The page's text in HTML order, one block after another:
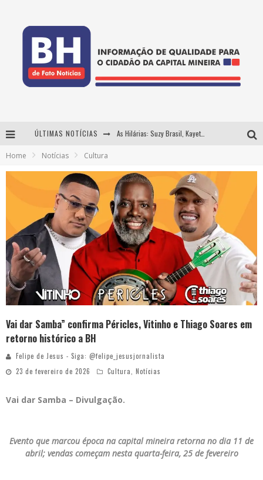
ÚLTIMAS NOTÍCIAS As Hilárias: Suzy Brasil, Kayete e Karoline Absinto retornam a Belo Horizonte para apresentação única no Teatro Sesiminas
Hot Wheels Monster Trucks Live™ confirma Belo Horizonte na turnê América do Sul 2027
Home Notícias Cultura
Vai dar Samba” confirma Péricles, Vitinho e Thiago Soares em
retorno histórico a BH
Felipe de Jesus - Siga: @felipe_jesusjornalista
23 de fevereiro de 2026
Cultura, Notícias
Vai dar Samba – Divulgação.
Evento que marcou época na capital mineira retorna no dia 11 de
abril; vendas começam nesta quarta-feira, 25 de fevereiro